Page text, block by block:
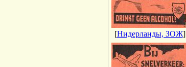
[Нидерланды, ЗОЖ]